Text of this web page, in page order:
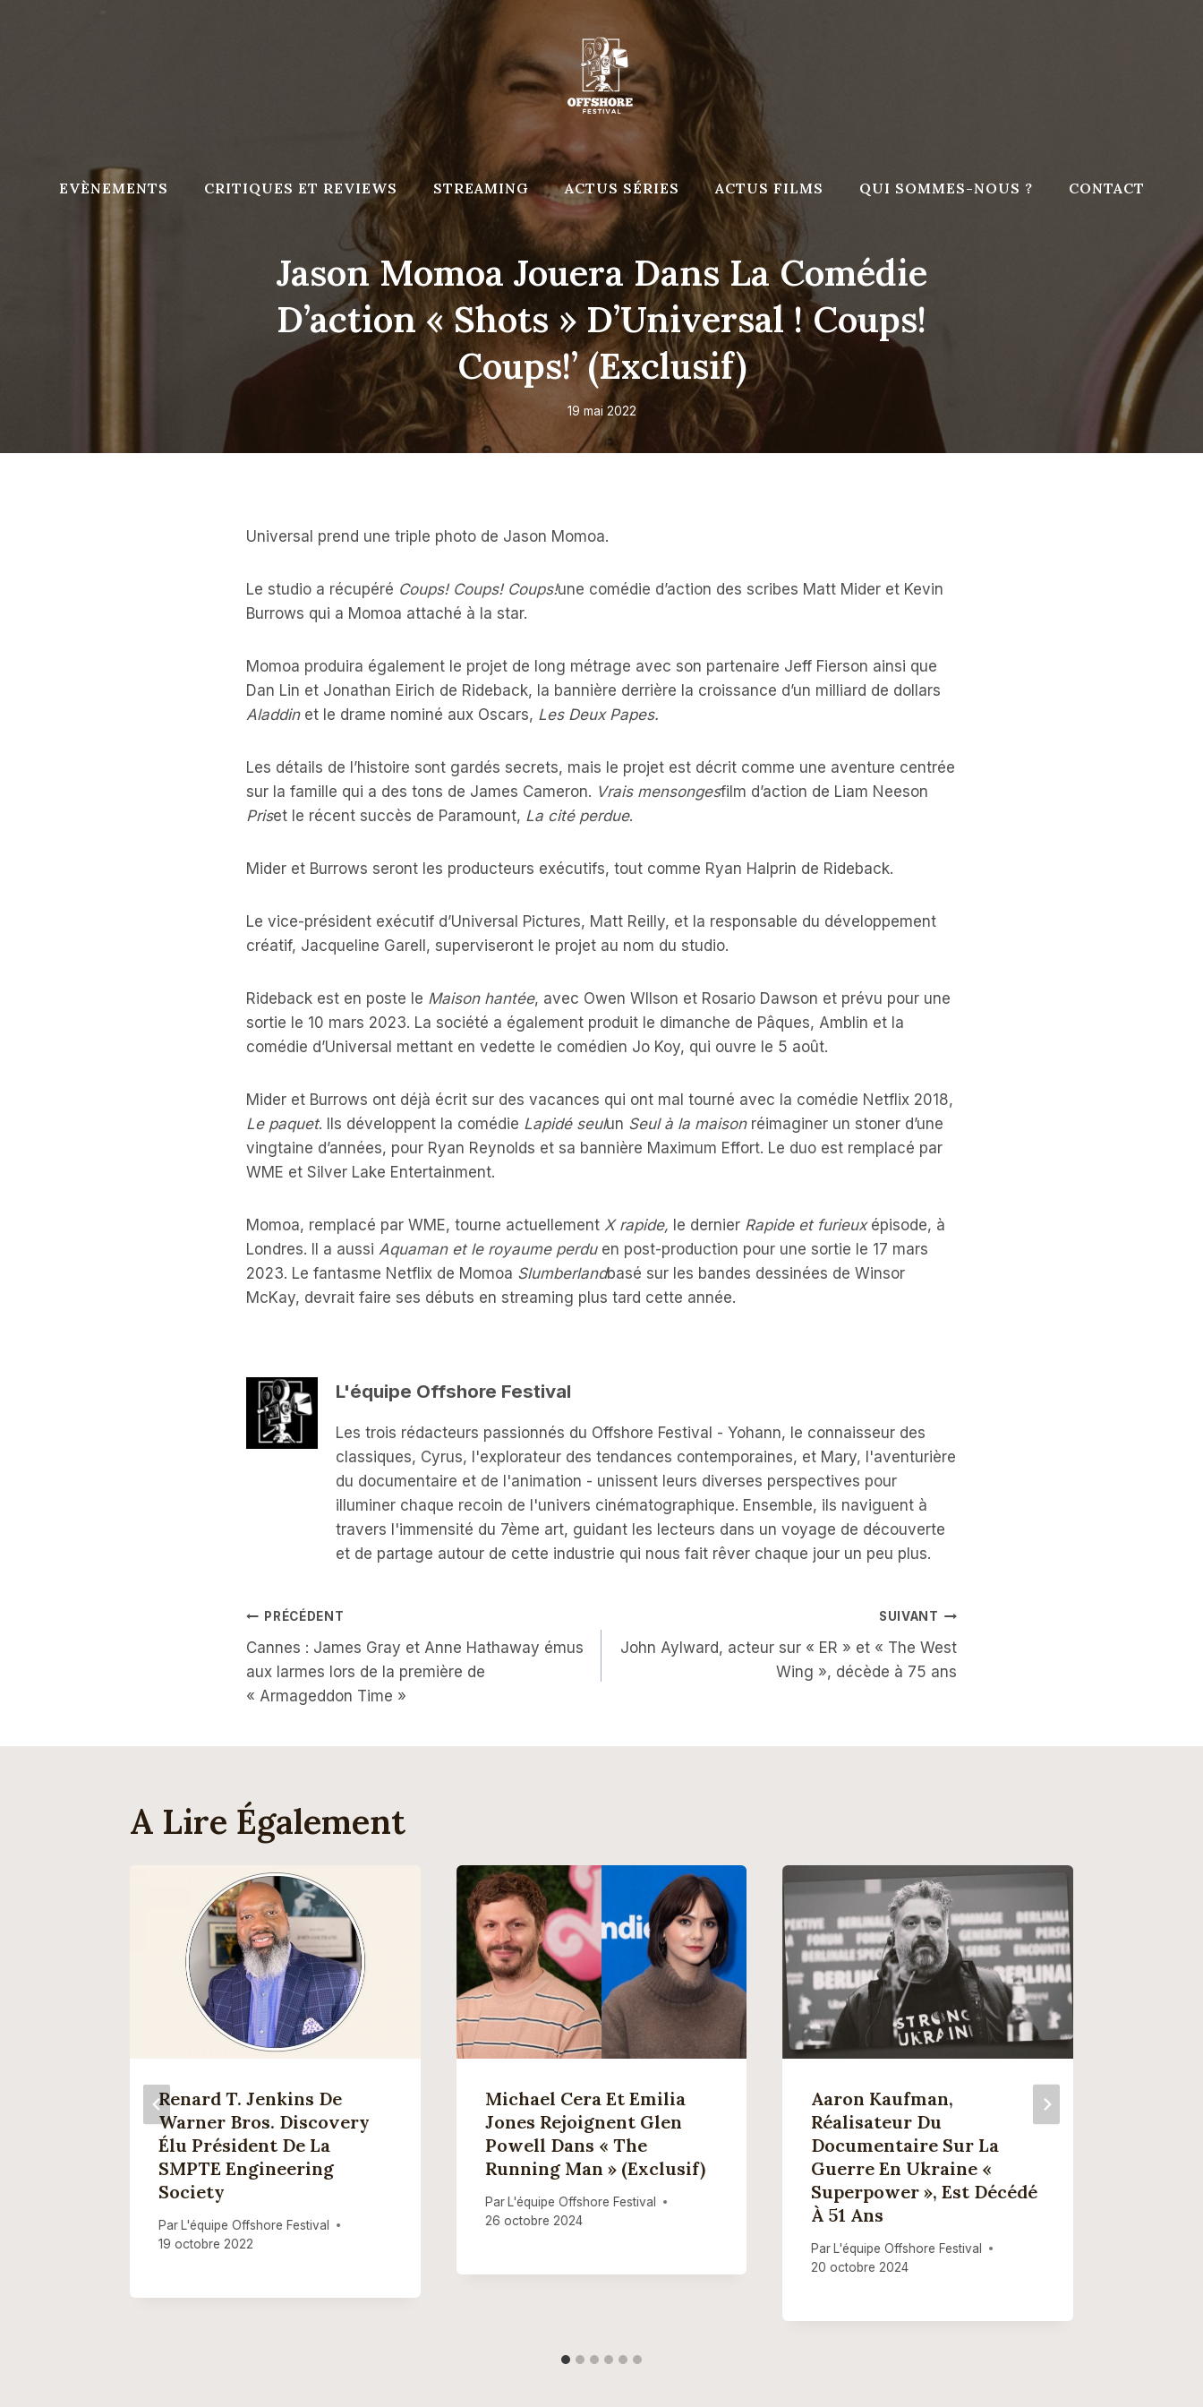
EVÈNEMENTS CRITIQUES ET REVIEWS STREAMING ACTUS SÉRIES ACTUS FILMS QUI SOMMES-NOUS ? CONTACT
Jason Momoa Jouera Dans La Comédie
D’action « Shots » D’Universal ! Coups!
Coups!’ (Exclusif)
19 mai 2022
Universal prend une triple photo de Jason Momoa.
Le studio a récupéré Coups! Coups! Coups!une comédie d’action des scribes Matt Mider et Kevin
Burrows qui a Momoa attaché à la star.
Momoa produira également le projet de long métrage avec son partenaire Jeff Fierson ainsi que
Dan Lin et Jonathan Eirich de Rideback, la bannière derrière la croissance d’un milliard de dollars
Aladdin et le drame nominé aux Oscars, Les Deux Papes.
Les détails de l’histoire sont gardés secrets, mais le projet est décrit comme une aventure centrée
sur la famille qui a des tons de James Cameron. Vrais mensongesfilm d’action de Liam Neeson
Priset le récent succès de Paramount, La cité perdue.
Mider et Burrows seront les producteurs exécutifs, tout comme Ryan Halprin de Rideback.
Le vice-président exécutif d’Universal Pictures, Matt Reilly, et la responsable du développement
créatif, Jacqueline Garell, superviseront le projet au nom du studio.
Rideback est en poste le Maison hantée, avec Owen WIlson et Rosario Dawson et prévu pour une
sortie le 10 mars 2023. La société a également produit le dimanche de Pâques, Amblin et la
comédie d’Universal mettant en vedette le comédien Jo Koy, qui ouvre le 5 août.
Mider et Burrows ont déjà écrit sur des vacances qui ont mal tourné avec la comédie Netflix 2018,
Le paquet. Ils développent la comédie Lapidé seulun Seul à la maisonréimaginer un stoner d’une
vingtaine d’années, pour Ryan Reynolds et sa bannière Maximum Effort. Le duo est remplacé par
WME et Silver Lake Entertainment.
Momoa, remplacé par WME, tourne actuellement X rapide, le dernier Rapide et furieuxépisode, à
Londres. Il a aussi Aquaman et le royaume perduen post-production pour une sortie le 17 mars
2023. Le fantasme Netflix de Momoa Slumberlandbasé sur les bandes dessinées de Winsor
McKay, devrait faire ses débuts en streaming plus tard cette année.
L'équipe Offshore Festival
Les trois rédacteurs passionnés du Offshore Festival - Yohann, le connaisseur des
classiques, Cyrus, l'explorateur des tendances contemporaines, et Mary, l'aventurière
du documentaire et de l'animation - unissent leurs diverses perspectives pour
illuminer chaque recoin de l'univers cinématographique. Ensemble, ils naviguent à
travers l'immensité du 7ème art, guidant les lecteurs dans un voyage de découverte
et de partage autour de cette industrie qui nous fait rêver chaque jour un peu plus.
Navigation
De
L’article
PRÉCÉDENT
Cannes : James Gray et Anne Hathaway émus
aux larmes lors de la première de
« Armageddon Time »
SUIVANT
John Aylward, acteur sur « ER » et « The West
Wing », décède à 75 ans
A Lire Également
Renard T. Jenkins De
Warner Bros. Discovery
Élu Président De La
SMPTE Engineering
Society
ParL'équipe Offshore Festival
19 octobre 2022
Michael Cera Et Emilia
Jones Rejoignent Glen
Powell Dans « The
Running Man » (Exclusif)
Par L'équipe Offshore Festival
26 octobre 2024
Aaron Kaufman,
Réalisateur Du
Documentaire Sur La
Guerre En Ukraine «
Superpower », Est Décédé
À 51 Ans
Par L'équipe Offshore Festival
20 octobre 2024